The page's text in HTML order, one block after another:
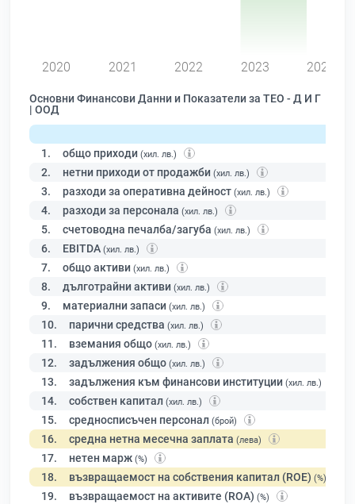
2020 2021 2022 2023 2024
Основни Финансови Данни и Показатели за ТЕО - Д И Г
| ООД
1. общо приходи (хил. лв.)
2. нетни приходи от продажби (хил. лв.)
3. разходи за оперативна дейност (хил. лв.)
4. разходи за персонала (хил. лв.)
5. счетоводна печалба/загуба (хил. лв.)
6. EBITDA (хил. лв.)
7. общо активи (хил. лв.)
8. дълготрайни активи (хил. лв.)
9. материални запаси (хил. лв.)
10. парични средства (хил. лв.)
11. вземания общо (хил. лв.)
12. задължения общо (хил. лв.)
13. задължения към финансови институции (хил. лв.)
14. собствен капитал (хил. лв.)
15. средносписъчен персонал (брой)
16. средна нетна месечна заплата (лева)
17. нетен марж (%)
18. възвращаемост на собствения капитал (ROE) (%)
19. възвращаемост на активите (ROA) (%)